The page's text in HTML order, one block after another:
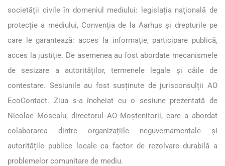
societății civile în domeniul mediului: legislația națională de
protecție a mediului, Convenția de la Aarhus și drepturile pe
care le garantează: acces la informație, participare publică,
acces la justiție. De asemenea au fost abordate mecanismele
de sesizare a autorităților, termenele legale și căile de
contestare. Sesiunile au fost susținute de jurisconsulții AO
EcoContact. Ziua s-a încheiat cu o sesiune prezentată de
Nicolae Moscalu, directorul AO Moștenitorii, care a abordat
colaborarea dintre organizațiile neguvernamentale și
autoritățile publice locale ca factor de rezolvare durabilă a
problemelor comunitare de mediu.